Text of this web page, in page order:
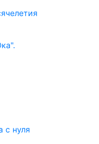
с нуля